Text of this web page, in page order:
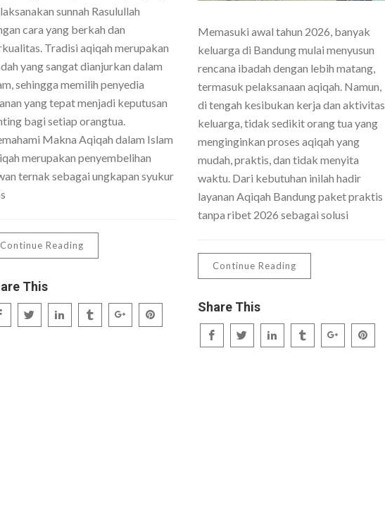
sunnah Rasulullah
cara yang berkah dan
Tradisi aqiqah merupakan
yang sangat dianjurkan dalam
sehingga memilih penyedia
yang tepat menjadi keputusan
bagi setiap orangtua.
Makna Aqiqah dalam Islam
merupakan penyembelihan
ternak sebagai ungkapan syukur
Continue Reading
This
Memasuki awal tahun 2026, banyak
keluarga di Bandung mulai menyusun
rencana ibadah dengan lebih matang,
termasuk pelaksanaan aqiqah. Namun,
di tengah kesibukan kerja dan aktivitas
keluarga, tidak sedikit orang tua yang
menginginkan proses aqiqah yang
mudah, praktis, dan tidak menyita
waktu. Dari kebutuhan inilah hadir
layanan Aqiqah Bandung paket praktis
tanpa ribet 2026 sebagai solusi
Continue Reading
Share This